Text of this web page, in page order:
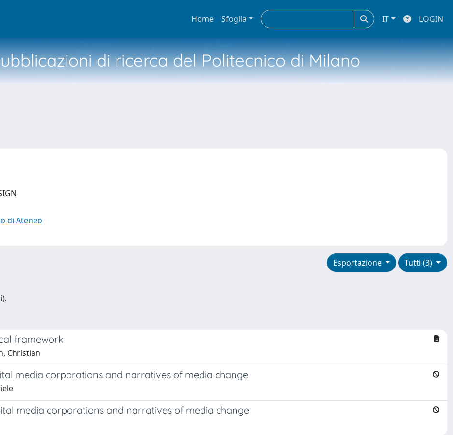
Home Sfoglia IT LOGIN
di ricerca del Politecnico di Milano
di Ateneo
Tutti (3)
Esportazione
framework
Christian
media corporations and narratives of media change
media corporations and narratives of media change